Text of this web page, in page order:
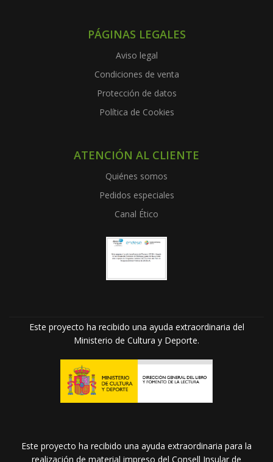
PÁGINAS LEGALES
Aviso legal
Condiciones de venta
Protección de datos
Política de Cookies
ATENCIÓN AL CLIENTE
Quiénes somos
Pedidos especiales
Canal Ético
Este proyecto ha recibido una ayuda extraordinaria del
Ministerio de Cultura y Deporte.
Este proyecto ha recibido una ayuda extraordinaria para la
realización de material impreso del Consell Insular de